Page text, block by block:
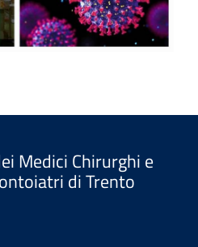
Medici Chirurghi e
di Trento